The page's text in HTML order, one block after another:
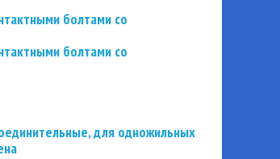
болтами со
болтами со
для одножильных